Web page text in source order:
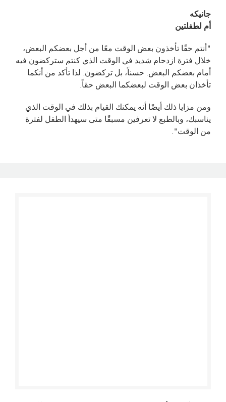
جانيكه
أم لطفلتين
"أنتم حقًا تأخذون بعض الوقت معًا من أجل بعضكم البعض،
خلال فترة ازدحام شديد في الوقت الذي كنتم ستركضون فيه
أمام بعضكم البعض. حسناً، بل تركضون. لذا تأكد من أنكما
تأخذان بعض الوقت لبعضكما البعض حقاً.
ومن مزايا ذلك أيضًا أنه يمكنك القيام بذلك في الوقت الذي
يناسبك، وبالطبع لا تعرفين مسبقًا متى سيهدأ الطفل لفترة
من الوقت".